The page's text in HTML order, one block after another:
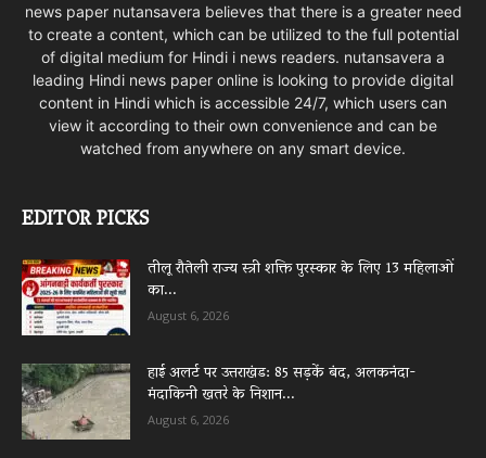
news paper nutansavera believes that there is a greater need
to create a content, which can be utilized to the full potential
of digital medium for Hindi i news readers. nutansavera a
leading Hindi news paper online is looking to provide digital
content in Hindi which is accessible 24/7, which users can
view it according to their own convenience and can be
watched from anywhere on any smart device.
EDITOR PICKS
तीलू रौतेली राज्य स्त्री शक्ति पुरस्कार के लिए 13 महिलाओं
का...
August 6, 2026
हाई अलर्ट पर उत्तराखंड: 85 सड़कें बंद, अलकनंदा-
मंदाकिनी खतरे के निशान...
August 6, 2026